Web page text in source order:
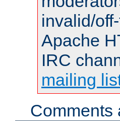
invalid/
Apache
IRC
mailing
Comments